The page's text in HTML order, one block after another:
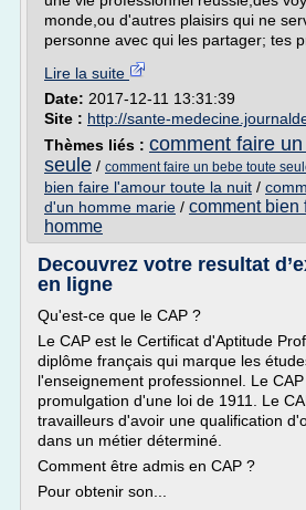
monde,ou d'autres plaisirs qui ne
personne avec qui les partager; tes
Lire la suite
Date: 2017-12-11 13:31:39
Site : http://sante-
Thèmes liés : comment faire
seule / comment faire un bebe toute
bien faire l'amour toute la nuit /
d'un homme marie / comment bien
homme
Decouvrez votre resultat
en ligne
Qu'est-ce que le CAP ?
Le CAP est le Certificat d'Aptitude
diplôme français qui marque les
l'enseignement professionnel. Le
promulgation d'une loi de 1911. Le
travailleurs d'avoir une qualification
dans un métier déterminé.
Comment être admis en CAP ?
Pour obtenir son...